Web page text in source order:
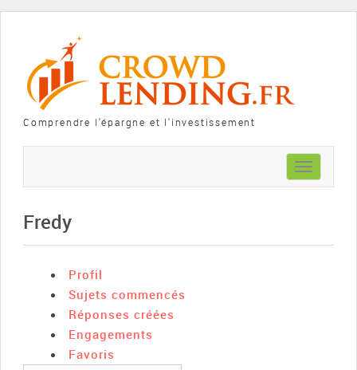
Comprendre l'épargne et l'investissement
Toggle
navigation
Fredy
Profil
Sujets commencés
Réponses créées
Engagements
Favoris